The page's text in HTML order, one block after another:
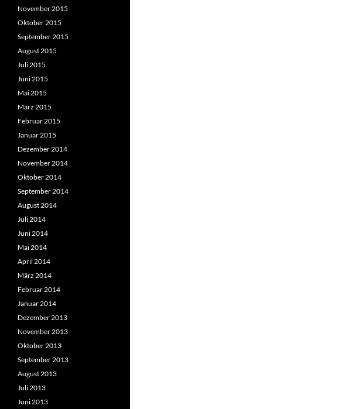
November 2015
Oktober 2015
September 2015
August 2015
Juli 2015
Juni 2015
Mai 2015
März 2015
Februar 2015
Januar 2015
Dezember 2014
November 2014
Oktober 2014
September 2014
August 2014
Juli 2014
Juni 2014
Mai 2014
April 2014
März 2014
Februar 2014
Januar 2014
Dezember 2013
November 2013
Oktober 2013
September 2013
August 2013
Juli 2013
Juni 2013